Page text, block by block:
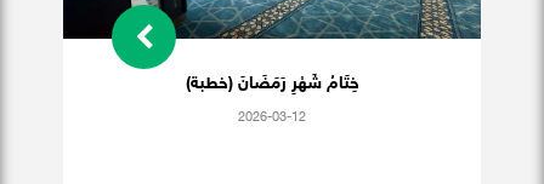
خِتَامُ شَهْرِ رَمَضَانَ (خطبة)
2026-03-12